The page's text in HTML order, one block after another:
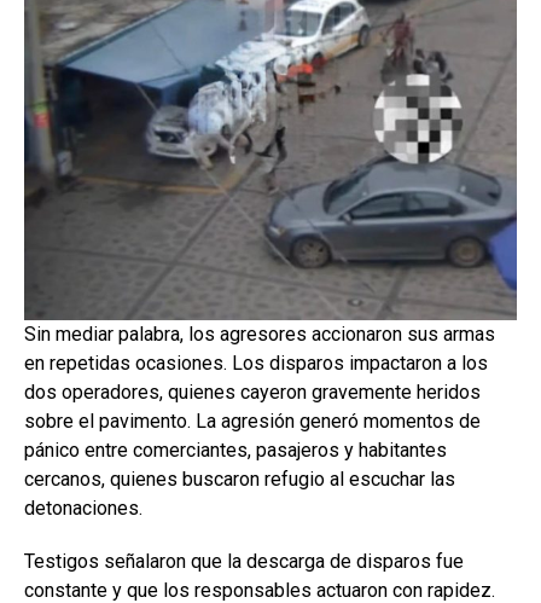
Sin mediar palabra, los agresores accionaron sus armas
en repetidas ocasiones. Los disparos impactaron a los
dos operadores, quienes cayeron gravemente heridos
sobre el pavimento. La agresión generó momentos de
pánico entre comerciantes, pasajeros y habitantes
cercanos, quienes buscaron refugio al escuchar las
detonaciones.
Testigos señalaron que la descarga de disparos fue
constante y que los responsables actuaron con rapidez.